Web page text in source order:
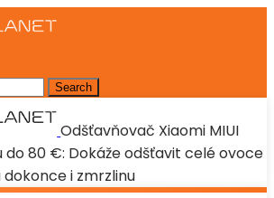
Odšťavňovač Xiaomi MIUI
do 80 €: Dokáže odšťavit celé ovoce
i zmrzlinu